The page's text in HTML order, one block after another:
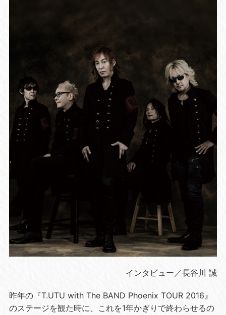
インタビュー／長谷川 誠
昨年の『T.UTU with The BAND Phoenix TOUR 2016』
のステージを観た時に、これを1年かぎりで終わらせるの